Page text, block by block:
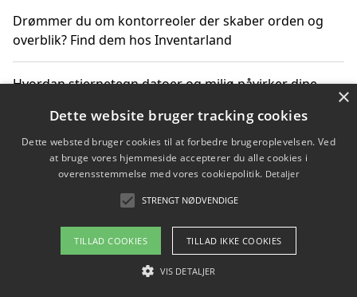
Drømmer du om kontorreoler der skaber orden og
overblik? Find dem hos Inventarland
Hvordan stjernetegn datoer og miljø påvirker dine
Bæredygtige gadgets til en grønnere hverdag
Om / kontakt
Blog Betingelser
×
Dette website bruger tracking cookies
Dette websted bruger cookies til at forbedre brugeroplevelsen. Ved
at bruge vores hjemmeside accepterer du alle cookies i
overensstemmelse med vores cookiepolitik. Detaljer
STRENGT NØDVENDIGE
TILLAD COOKIES TILLAD IKKE COOKIES
VIS DETALJER